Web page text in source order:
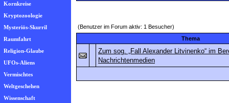
Kornkreise
Kryptozoologie
Mysteriös-Skurril
Raumfahrt
Religion-Glaube
UFOs-Aliens
Vermischtes
Weltgeschehen
Wissenschaft
(Benutzer im Forum aktiv: 1 Besucher)
Thema
Zum sog. „Fall Alexander Litvinenko“ im
Nachrichtenmedien